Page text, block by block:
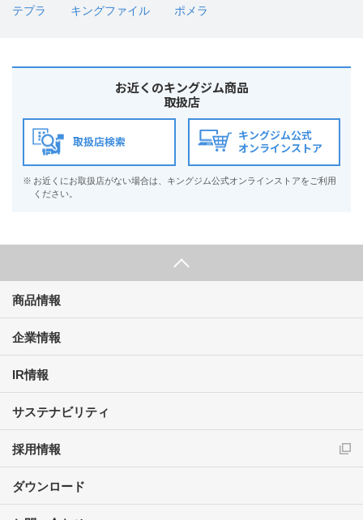
テプラ キングファイル ポメラ
お近くのキングジム商品
取扱店
取扱店検索
キングジム公式
オンラインストア
※ お近くにお取扱店がない場合は、キングジム公式オンラインストアをご利用
ください。
商品情報
企業情報
IR情報
サステナビリティ
採用情報
ダウンロード